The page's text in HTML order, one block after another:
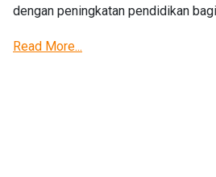
dengan peningkatan pendidikan
Read More...